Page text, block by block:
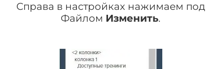
Справа в настройках нажимаем под
Файлом Изменить.